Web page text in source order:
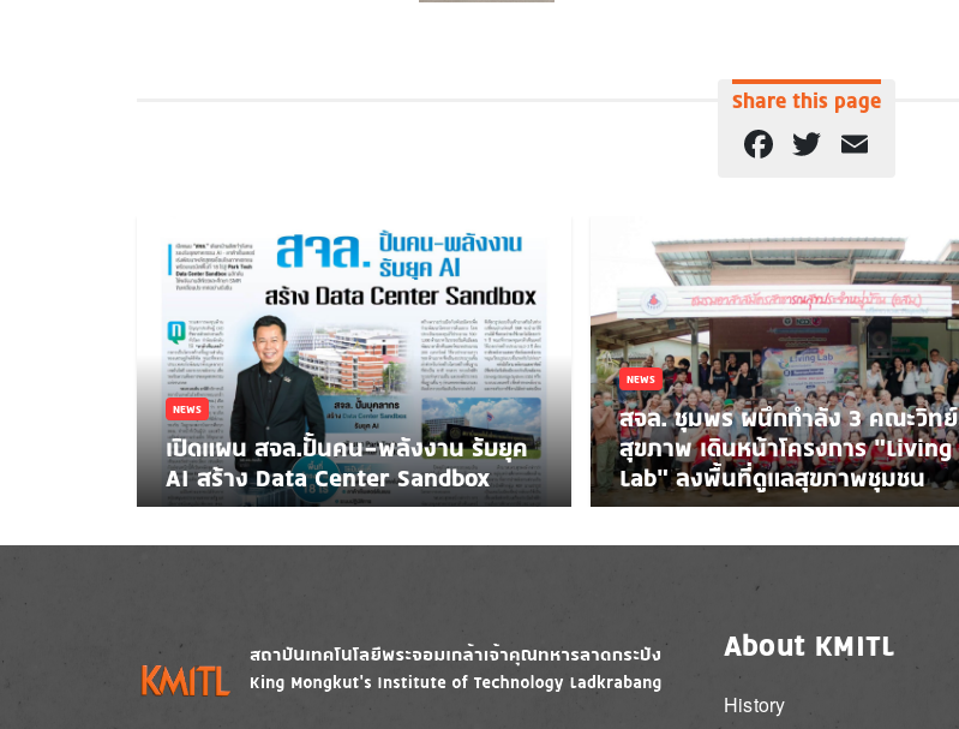
Share this page
Facebook
Twitter
NEWS
เปิดแผน สจล.ปั้นคน-พลังงาน รับยุค
AI สร้าง Data Center Sandbox
NEWS
สจล. ชุมพร ผนึกกำลัง 3 คณะวิทย์
สุขภาพ เดินหน้าโครงการ “Living
Lab” ลงพื้นที่ดูแลสุขภาพชุมชน
Image Image About KMITL
History